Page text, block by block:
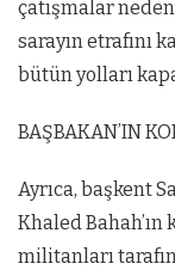
çatışmalar
sarayın etrafını
bütün yolları
BAŞBAKAN’IN
Ayrıca, başkent
Khaled
militanları